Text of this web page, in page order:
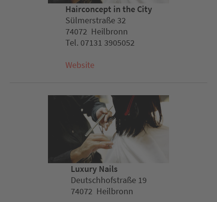
Hairconcept in the City
Sülmerstraße 32
74072 Heilbronn
Tel. 07131 3905052
Website
Luxury Nails
Deutschhofstraße 19
74072 Heilbronn